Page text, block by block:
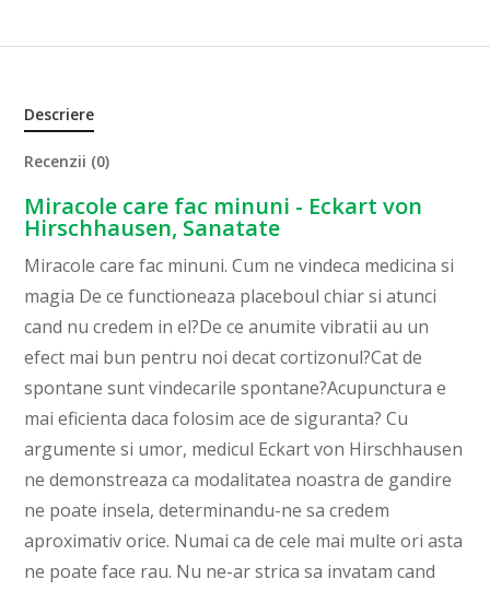
Descriere
Recenzii (0)
Miracole care fac minuni - Eckart von
Hirschhausen, Sanatate
Miracole care fac minuni. Cum ne vindeca medicina si
magia De ce functioneaza placeboul chiar si atunci
cand nu credem in el?De ce anumite vibratii au un
efect mai bun pentru noi decat cortizonul?Cat de
spontane sunt vindecarile spontane?Acupunctura e
mai eficienta daca folosim ace de siguranta? Cu
argumente si umor, medicul Eckart von Hirschhausen
ne demon­streaza ca modalitatea noastra de gandire
ne poate insela, determinandu-ne sa credem
aproximativ orice. Numai ca de cele mai multe ori asta
ne poate face rau. Nu ne-ar strica sa invatam cand